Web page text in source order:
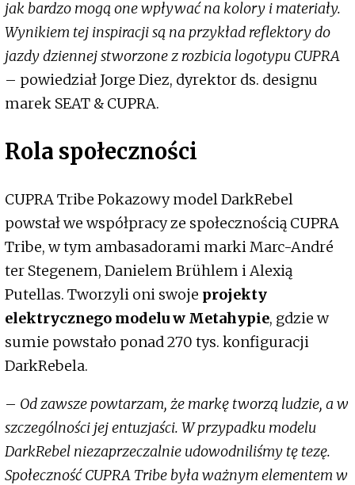
jak bardzo mogą one wpływać na kolory i materiały.
Wynikiem tej inspiracji są na przykład reflektory do
jazdy dziennej stworzone z rozbicia logotypu CUPRA
– powiedział Jorge Diez, dyrektor ds. designu
marek SEAT & CUPRA.
Rola społeczności
CUPRA Tribe Pokazowy model DarkRebel
powstał we współpracy ze społecznością CUPRA
Tribe, w tym ambasadorami marki Marc-André
ter Stegenem, Danielem Brühlem i Alexią
Putellas. Tworzyli oni swoje projekty
elektrycznego modelu w Metahypie, gdzie w
sumie powstało ponad 270 tys. konfiguracji
DarkRebela.
– Od zawsze powtarzam, że markę tworzą ludzie, a w
szczególności jej entuzjaści. W przypadku modelu
DarkRebel niezaprzeczalnie udowodniliśmy tę tezę.
Społeczność CUPRA Tribe była ważnym elementem w